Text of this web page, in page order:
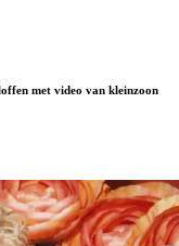
met video van kleinzoon